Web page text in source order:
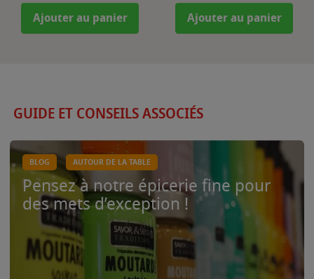
Ajouter au panier Ajouter au panier
GUIDE ET CONSEILS ASSOCIÉS
BLOG AUTOUR DE LA TABLE
Pensez à notre épicerie fine pour
des mets d’exception !